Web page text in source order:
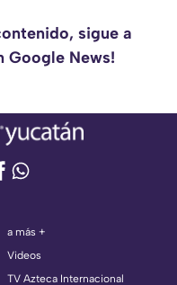
sigue a
Google News!
a más +
Videos
TV Azteca Internacional